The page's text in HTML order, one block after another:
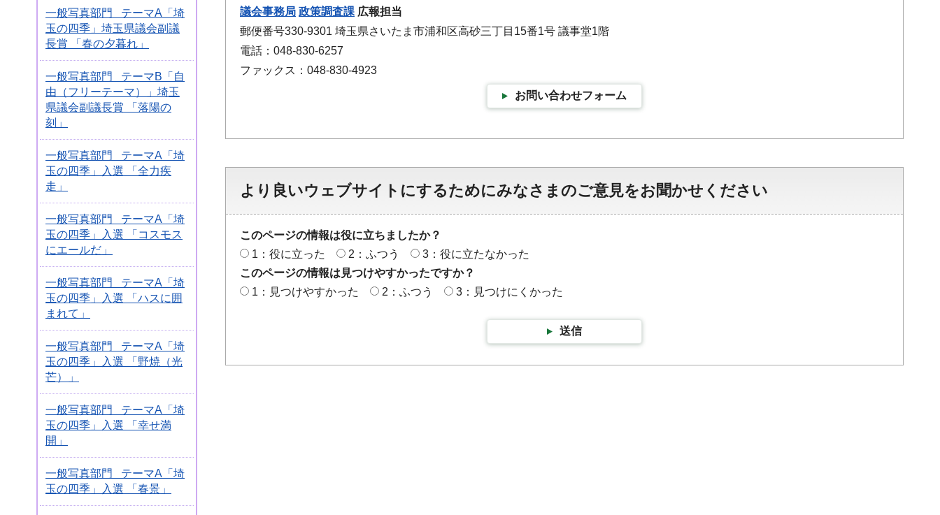
一般写真部門 テーマA「埼
玉の四季」埼玉県議会副議
長賞 「春の夕暮れ」
一般写真部門 テーマB「自
由（フリーテーマ）」埼玉
県議会副議長賞 「落陽の
刻」
一般写真部門 テーマA「埼
玉の四季」入選 「全力疾
走」
一般写真部門 テーマA「埼
玉の四季」入選 「コスモス
にエールだ」
一般写真部門 テーマA「埼
玉の四季」入選 「ハスに囲
まれて」
一般写真部門 テーマA「埼
玉の四季」入選 「野焼（光
芒）」
一般写真部門 テーマA「埼
玉の四季」入選 「幸せ満
開」
一般写真部門 テーマA「埼
玉の四季」入選 「春景」
議会事務局 政策調査課広報担当
郵便番号330-9301 埼玉県さいたま市浦和区高砂三丁目15番1号 議事堂1階
電話：048-830-6257
ファックス：048-830-4923
お問い合わせフォーム
より良いウェブサイトにするためにみなさまのご意見をお聞かせください
このページの情報は役に立ちましたか？
1：役に立った
2：ふつう
3：役に立たなかった
このページの情報は見つけやすかったですか？
1：見つけやすかった
2：ふつう 3：見つけにくかった
送信